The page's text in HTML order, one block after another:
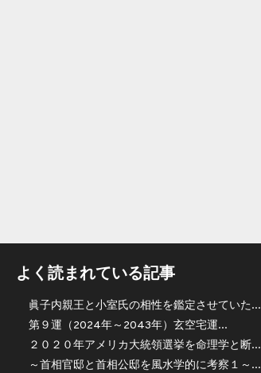
よく読まれている記事
眞子内親王と小室氏の相性を鑑定させていた...
第９運（2024年～2043年）玄空宅運...
２０２０年アメリカ大統領選挙を命理学と断...
～首相官邸と首相公邸を風水学的に考察１～...